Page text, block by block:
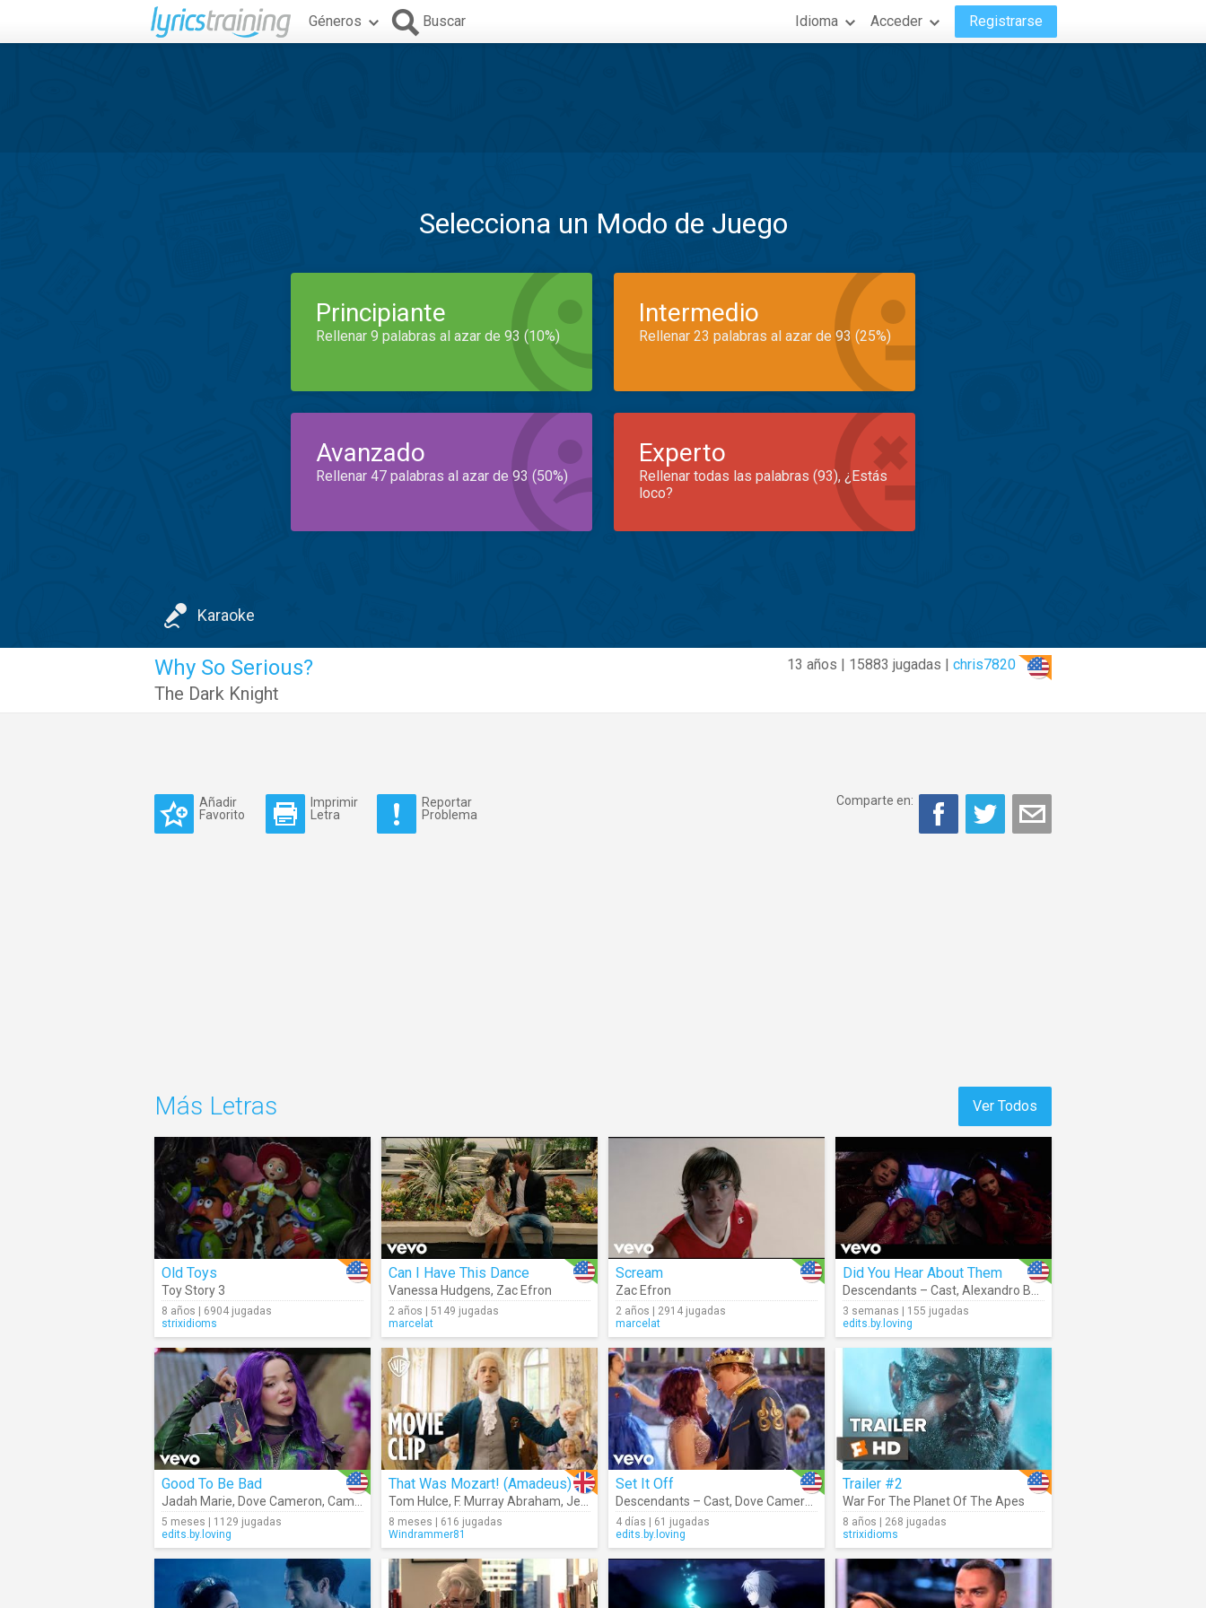
Géneros Buscar Idioma Acceder Registrarse
Selecciona un Modo de Juego
Principiante
Rellenar 9 palabras al azar de 93 (10%)
Intermedio
Rellenar 23 palabras al azar de 93 (25%)
Avanzado
Rellenar 47 palabras al azar de 93 (50%)
Experto
Rellenar todas las palabras (93), ¿Estás
loco?
Karaoke
13 años | 15883 jugadas | chris7820
Why So Serious?
The Dark Knight
Añadir
Favorito
Imprimir
Letra
Reportar
Problema
Comparte en:
Ver Todos
Más Letras
Old Toys
Toy Story 3
8 años | 6904 jugadas
strixidioms
Can I Have This Dance
Vanessa Hudgens, Zac Efron
2 años | 5149 jugadas
marcelat
Scream
Zac Efron
2 años | 2914 jugadas
marcelat
Did You Hear About Them
Descendants – Cast, Alexandro Byrd
3 semanas | 155 jugadas
edits.by.loving
Good To Be Bad
Jadah Marie, Dove Cameron, Cameron Boyce ,Booboo Stewart,Descendants – Cast,Sofia Carson,Anna Cat
5 meses | 1129 jugadas
edits.by.loving
That Was Mozart! (Amadeus)
Tom Hulce, F. Murray Abraham, Jeffrey Jones
8 meses | 616 jugadas
Windrammer81
Set It Off
Descendants – Cast, Dove Cameron Sofia Carson,Cameron Boyce ,Booboo Stewart
4 días | 61 jugadas
edits.by.loving
Trailer #2
War For The Planet Of The Apes
8 años | 268 jugadas
strixidioms